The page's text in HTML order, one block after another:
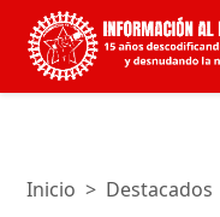
Inicio > Destacados